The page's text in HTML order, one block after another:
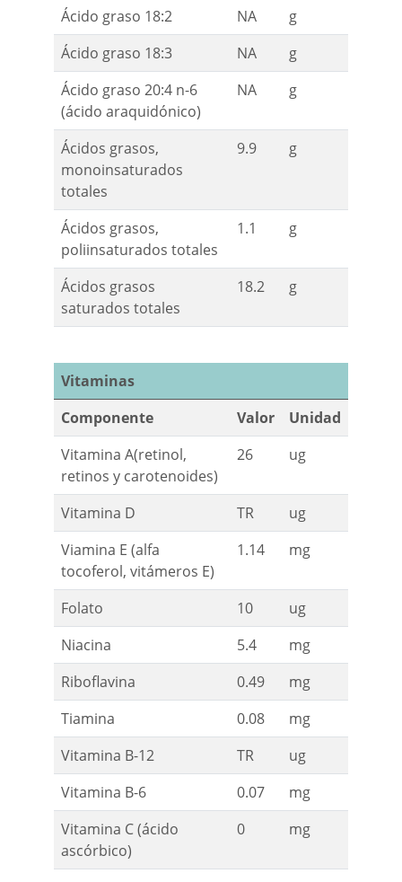
Ácido graso 18:2 NA
g
Ácido graso 18:3
NA
g
Ácido graso 20:4 n-6
(ácido araquidónico)
NA g
Ácidos grasos,
monoinsaturados
totales
9.9 g
Ácidos grasos,
poliinsaturados totales
1.1 g
Ácidos grasos
saturados totales
18.2 g
Vitaminas
Componente
Valor
Unidad
Vitamina A(retinol,
retinos y carotenoides)
26 ug
Vitamina D TR
ug
Viamina E (alfa
tocoferol, vitámeros E)
1.14 mg
Folato 10
ug
Niacina
5.4
mg
Riboflavina
0.49
mg
Tiamina
0.08
mg
Vitamina B-12
TR
ug
Vitamina B-6
0.07
mg
Vitamina C (ácido
ascórbico)
0 mg